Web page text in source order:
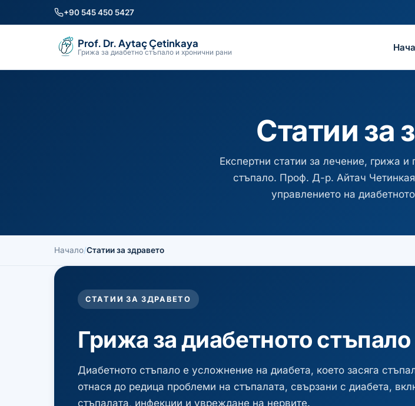
+90 545 450 5427
Prof. Dr. Aytaç Çetinkaya
Грижа за диабетно стъпало и хронични рани
Статии за
Експертни статии за лечение, грижа и
стъпало. Проф. Д-р. Айтач
управлението на
Начало/Статии за здравето
СТАТИИ ЗА ЗДРАВЕТО
Грижа за диабетното стъпало
Диабетното стъпало е усложнение на диабета, което засяга
отнася до редица проблеми на стъпалата, свързани с диабета,
стъпалата, инфекции и увреждане на нервите.